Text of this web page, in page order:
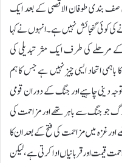
صف بندی طوفان الاقصی کے بعد ایک
کی کوئی گنجائش نہیں ہے۔انہوں نے کہا
کے مرحلے کی طرف ایک مثر تبدیلی کی
باہمی اتحاد ایسی چیز نہیں ہے جس کا ہم
دینی چاہیے اور جنگ کے دوران قومی
جو جنگ سے باہر تھے اور مزاحمت کی
غزہ میں مزاحمت کی فتح کے بعد ان کا
قیمت اور قربانیاں ادا کرتی ہے، لیکن